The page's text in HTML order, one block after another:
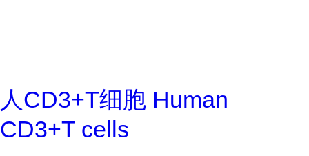
人CD3+T细胞 Human
CD3+T cells